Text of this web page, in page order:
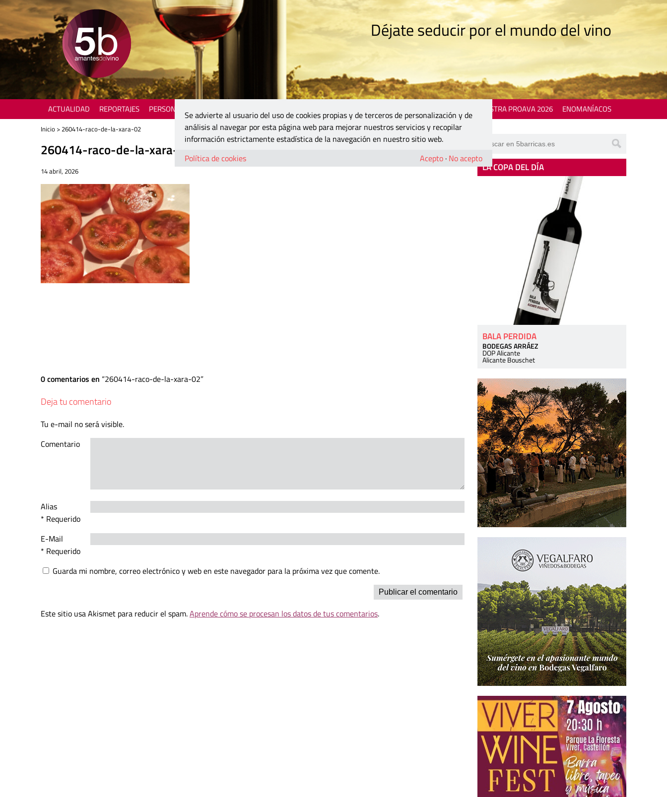
Déjate seducir por el mundo del vino
ACTUALIDAD REPORTAJES PERSONAJES MOSTRA PROAVA 2026 ENOMANÍACOS
Inicio > 260414-raco-de-la-xara-02
260414-raco-de-la-xara-02
14 abril, 2026
0 comentarios en 260414-raco-de-la-xara-02
Deja tu comentario
Tu e-mail no será visible.
Comentario
Alias
* Requerido
E-Mail
* Requerido
Guarda mi nombre, correo electrónico y web en este navegador para la próxima vez que comente.
Este sitio usa Akismet para reducir el spam.Aprende cómo se procesan los datos de tus comentarios.
LA COPA DEL DÍA
BALA PERDIDA
BODEGAS ARRÁEZ
DOP Alicante
Alicante Bouschet
Se advierte al usuario del uso de cookies propias y de terceros de personalización y de
análisis al navegar por esta página web para mejorar nuestros servicios y recopilar
información estrictamente estadística de la navegación en nuestro sitio web.
Política de cookies
Acepto · No acepto